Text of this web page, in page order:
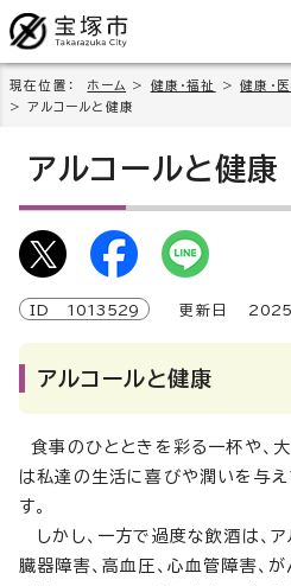
現在位置： ホーム > 健康・福祉 >健康・
> アルコールと健康
アルコールと健康
ID 1013529 更新日
アルコールと健康
食事のひとときを彩る一杯や、
は私達の生活に喜びや潤いを与
す。
しかし、一方で過度な飲酒は、
臓器障害、高血圧、心血管障害、